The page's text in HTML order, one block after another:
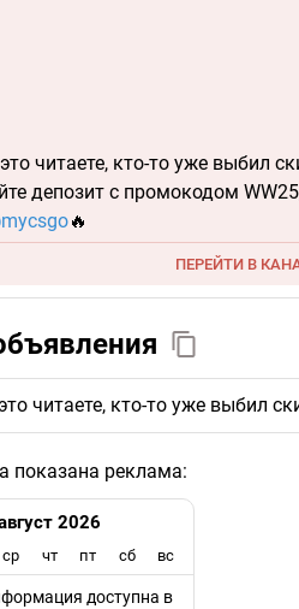
читаете, кто-то уже выбил
депозит с промокодом
🔥
ПЕРЕЙТИ В
читаете, кто-то уже выбил
показана реклама:
2026
ср чт пт сб вс
доступна в